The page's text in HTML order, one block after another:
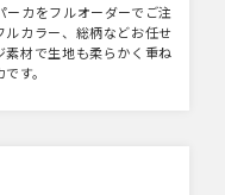
ーカをフルオーダーでご注
ルカラー、総柄などお任せ
素材で生地も柔らかく重ね
す。